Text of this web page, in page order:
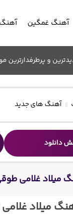
آهنگ غمگین
و پرطرفدارترین
آهنگ های جدید
دانلود
میلاد غلامی
میلاد